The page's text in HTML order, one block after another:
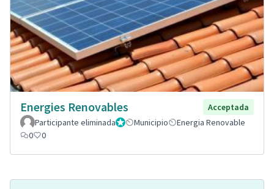
Energies Renovables
Acceptada
Participante eliminadaAdministrador
Municipio
Energia Renovable
0
0